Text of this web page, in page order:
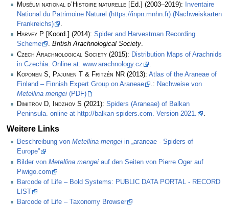
Muséum national d’Histoire naturelle [Ed.] (2003–2019):
Inventaire
National du Patrimoine Naturel (https://inpn.mnhn.fr) (Nachweiskarten
Frankreichs)
.
Harvey P [Koord.] (2014): Spider and Harvestman Recording
Scheme
. British Arachnological Society.
Czech Arachnological Society (2015): Distribution Maps of Arachnids
in Czechia. Online at: www.arachnology.cz
Koponen S, Pajunen T & Fritzén NR (2013): Atlas of the Araneae of
Finland – Finnish Expert Group on Araneae
.: Nachweise von
Metellina mengei (PDF)
Dimitrov D, Indzhov S (2021): Spiders (Araneae) of Balkan
Peninsula. online at http://balkan-spiders.com. Version 2021.
.
Weitere Links
Beschreibung von Metellina mengei in „araneae - Spiders of
Europe”
Bilder von Metellina mengei auf den Seiten von Pierre Oger auf
Piwigo.com
Barcode of Life – Bold Systems: PUBLIC DATA PORTAL - RECORD
LIST
Barcode of Life – Taxonomy Browser